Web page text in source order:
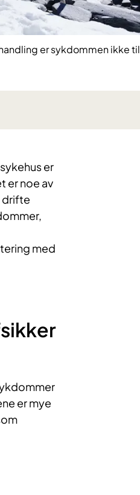
er sykdommen ikke til
er
er noe av
drifte
med
er mye